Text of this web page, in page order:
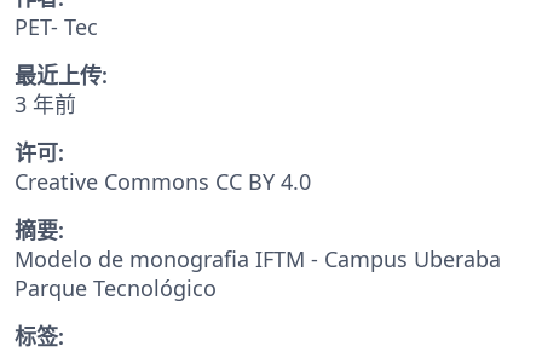
PET- Tec
最近上传:
3 年前
许可:
Creative Commons CC BY 4.0
摘要:
Modelo de monografia IFTM - Campus Uberaba
Parque Tecnológico
标签: